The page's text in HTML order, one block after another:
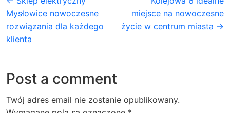
Mysłowice nowoczesne
rozwiązania dla każdego
klienta
miejsce na nowoczesne
życie w centrum miasta →
Post a comment
Twój adres email nie zostanie opublikowany.